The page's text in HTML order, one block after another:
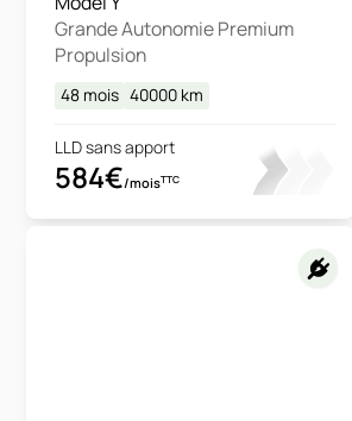
Grande Autonomie Premium
Propulsion
48 mois 40000 km
LLD sans apport
584€/moisTTC